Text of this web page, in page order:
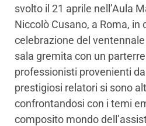
svolto il 21 aprile nell’Aula
Niccolò Cusano, a Roma,
celebrazione del ventennale
sala gremita con un
professionisti provenienti
prestigiosi relatori si sono
confrontandosi con i temi
composito mondo